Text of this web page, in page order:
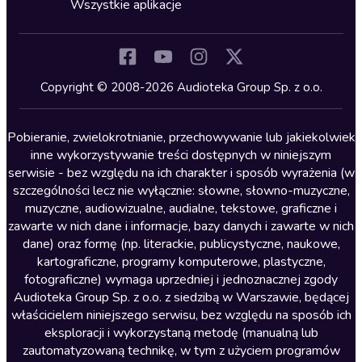
Kryminały
Lektury szkolne
Literatura anglojęzyczna
Literatura faktu
Literatura obyczajowa
Literatura piękna obca
Literatura piękna polska
Nagrania relaksacyjne
Nauka języków
Nauki humanistyczne
Podcasty i audycje
Wszystkie aplikacje
Copyright © 2008-2026 Audioteka Group Sp. z o.o.
Pobieranie, zwielokrotnianie, przechowywanie lub jakiekolwiek
inne wykorzystywanie treści dostępnych w niniejszym
serwisie - bez względu na ich charakter i sposób wyrażenia (w
szczególności lecz nie wyłącznie: słowne, słowno-muzyczne,
muzyczne, audiowizualne, audialne, tekstowe, graficzne i
zawarte w nich dane i informacje, bazy danych i zawarte w nich
dane) oraz formę (np. literackie, publicystyczne, naukowe,
kartograficzne, programy komputerowe, plastyczne,
fotograficzne) wymaga uprzedniej i jednoznacznej zgody
Audioteka Group Sp. z o.o. z siedzibą w Warszawie, będącej
właścicielem niniejszego serwisu, bez względu na sposób ich
eksploracji i wykorzystaną metodę (manualną lub
zautomatyzowaną technikę, w tym z użyciem programów